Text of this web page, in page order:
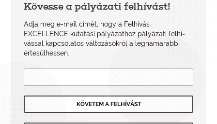
Kövesse a pályázati felhívást!
Adja meg e-mail címét, hogy a Felhívás
EXCELLENCE kutatási pályázathoz pályázati felhí­
vással kapcsolatos változásokról a leghamarabb
értesülhessen.